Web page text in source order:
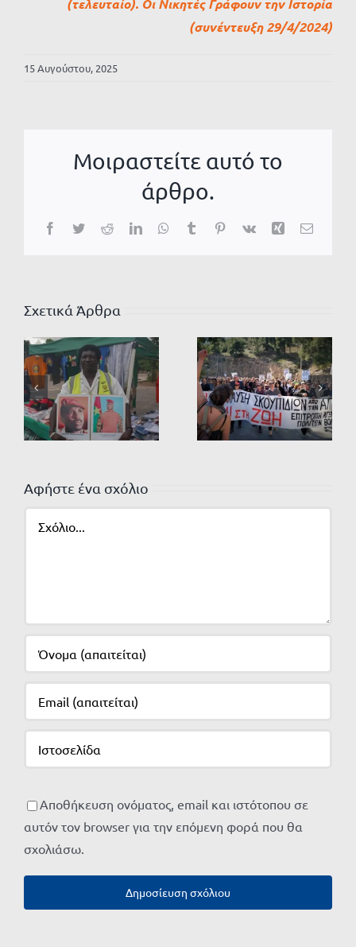
(τελευταίο). Οι Νικητές Γράφουν την Ιστορία
(συνέντευξη 29/4/2024)
15 Αυγούστου, 2025
Μοιραστείτε αυτό το
άρθρο.
Facebook
TwitterRedditLinkedInWhatsApp
TumblrPinterest
Vk Xing Email
Σχετικά Άρθρα
Αφήστε ένα σχόλιο
Αποθήκευση ονόματος, email και ιστότοπου σε
αυτόν τον browser για την επόμενη φορά που θα
σχολιάσω.